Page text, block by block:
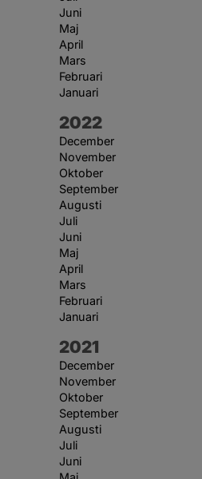
Juni
Maj
April
Mars
Februari
Januari
År:
2022
December
November
Oktober
September
Augusti
Juli
Juni
Maj
April
Mars
Februari
Januari
År:
2021
December
November
Oktober
September
Augusti
Juli
Juni